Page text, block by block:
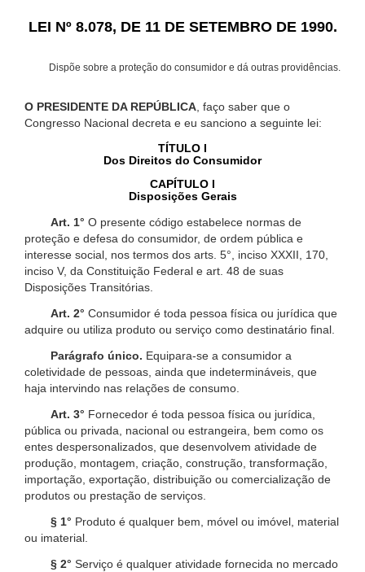
LEI Nº 8.078, DE 11 DE SETEMBRO DE 1990.
Dispõe sobre a proteção do consumidor e dá outras providências.
O PRESIDENTE DA REPÚBLICA , faço saber que o
Congresso Nacional decreta e eu sanciono a seguinte lei:
TÍTULO I
Dos Direitos do Consumidor
CAPÍTULO I
Disposições Gerais
Art. 1° O presente código estabelece normas de
proteção e defesa do consumidor, de ordem pública e
interesse social, nos termos dos arts. 5°, inciso XXXII, 170,
inciso V, da Constituição Federal e art. 48 de suas
Disposições Transitórias.
Art. 2° Consumidor é toda pessoa física ou jurídica que
adquire ou utiliza produto ou serviço como destinatário final.
Parágrafo único. Equipara-se a consumidor a
coletividade de pessoas, ainda que indetermináveis, que
haja intervindo nas relações de consumo.
Art. 3° Fornecedor é toda pessoa física ou jurídica,
pública ou privada, nacional ou estrangeira, bem como os
entes despersonalizados, que desenvolvem atividade de
produção, montagem, criação, construção, transformação,
importação, exportação, distribuição ou comercialização de
produtos ou prestação de serviços.
§ 1° Produto é qualquer bem, móvel ou imóvel, material
ou imaterial.
§ 2° Serviço é qualquer atividade fornecida no mercado